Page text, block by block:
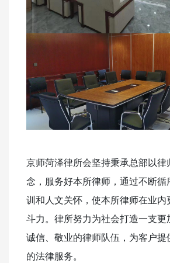
京师菏泽律所会坚持秉承总部以律
念，服务好本所律师，通过不断
训和人文关怀，使本所律师在业
斗力。律所努力为社会打造一支更
诚信、敬业的律师队伍，为客户提
的法律服务。